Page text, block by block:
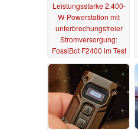
Leistungsstarke 2.400-
W-Powerstation mit
unterbrechungsfreier
Stromversorgung:
FossiBot F2400 im Test
27.05.2025